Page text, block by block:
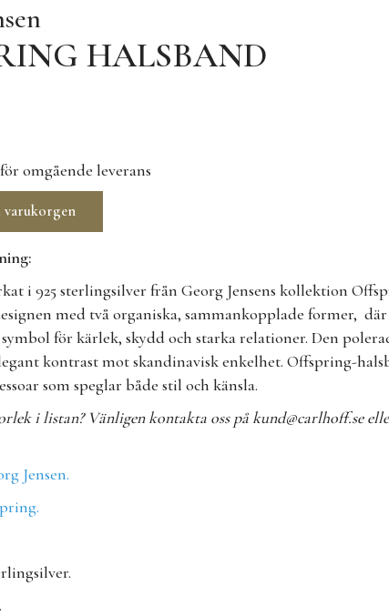
HALSBAND
omgående leverans
varukorgen
i 925 sterlingsilver från Georg Jensens kollektion
med två organiska, sammankopplade former,
för kärlek, skydd och starka relationer. Den
kontrast mot skandinavisk enkelhet. Offspring-
som speglar både stil och känsla.
i listan? Vänligen kontakta oss påkund@carlhoff.se
Jensen.
.